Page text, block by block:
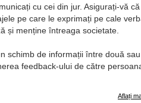
cu cei din jur. Asigurați-vă că
pe care le exprimați pe cale
și menține întreaga societate.
schimb de informații între două
feedback-ului de către
Aflați